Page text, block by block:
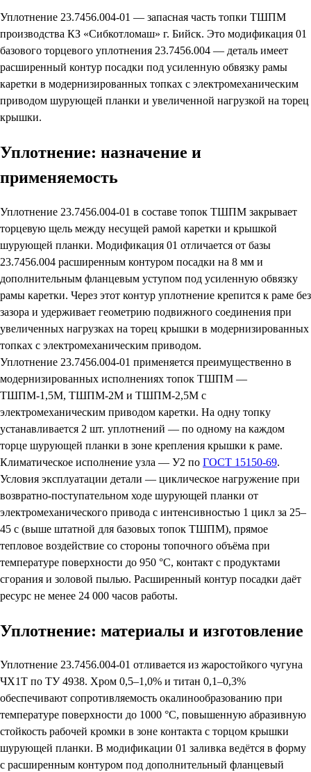
Уплотнение 23.7456.004-01 — запасная часть топки ТШПМ
производства КЗ «Сибкотломаш» г. Бийск. Это модификация 01
базового торцевого уплотнения 23.7456.004 — деталь имеет
расширенный контур посадки под усиленную обвязку рамы
каретки в модернизированных топках с электромеханическим
приводом шурующей планки и увеличенной нагрузкой на торец
крышки.
Уплотнение: назначение и
применяемость
Уплотнение 23.7456.004-01 в составе топок ТШПМ закрывает
торцевую щель между несущей рамой каретки и крышкой
шурующей планки. Модификация 01 отличается от базы
23.7456.004 расширенным контуром посадки на 8 мм и
дополнительным фланцевым уступом под усиленную обвязку
рамы каретки. Через этот контур уплотнение крепится к раме без
зазора и удерживает геометрию подвижного соединения при
увеличенных нагрузках на торец крышки в модернизированных
топках с электромеханическим приводом.
Уплотнение 23.7456.004-01 применяется преимущественно в
модернизированных исполнениях топок ТШПМ —
ТШПМ-1,5М, ТШПМ-2М и ТШПМ-2,5М с
электромеханическим приводом каретки. На одну топку
устанавливается 2 шт. уплотнений — по одному на каждом
торце шурующей планки в зоне крепления крышки к раме.
Климатическое исполнение узла — У2 по ГОСТ 15150-69.
Условия эксплуатации детали — циклическое нагружение при
возвратно-поступательном ходе шурующей планки от
электромеханического привода с интенсивностью 1 цикл за 25–
45 с (выше штатной для базовых топок ТШПМ), прямое
тепловое воздействие со стороны топочного объёма при
температуре поверхности до 950 °C, контакт с продуктами
сгорания и золовой пылью. Расширенный контур посадки даёт
ресурс не менее 24 000 часов работы.
Уплотнение: материалы и изготовление
Уплотнение 23.7456.004-01 отливается из жаростойкого чугуна
ЧХ1Т по ТУ 4938. Хром 0,5–1,0% и титан 0,1–0,3%
обеспечивают сопротивляемость окалинообразованию при
температуре поверхности до 1000 °C, повышенную абразивную
стойкость рабочей кромки в зоне контакта с торцом крышки
шурующей планки. В модификации 01 заливка ведётся в форму
с расширенным контуром под дополнительный фланцевый